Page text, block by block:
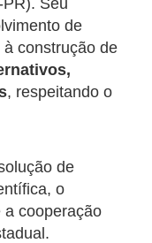
Seu
de
construção de
, respeitando o
de
o
a cooperação